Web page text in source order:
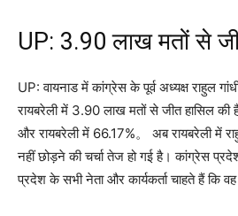
UP: 3.90 लाख मतों से
UP: वायनाड में कांग्रेस के पूर्व अध्यक्ष राहुल
रायबरेली में 3.90 लाख मतों से जीत हासिल
और रायबरेली में 66.17%。 अब रायबरेली में
नहीं छोड़ने की चर्चा तेज हो गई है। कांग्रेस
प्रदेश के सभी नेता और कार्यकर्ता चाहते हैं कि वह